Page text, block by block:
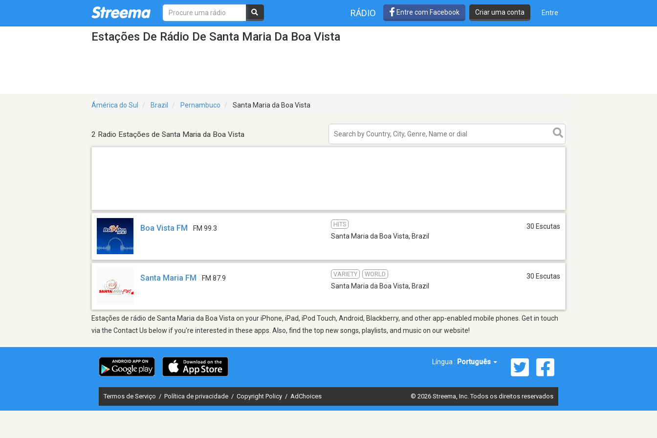
RÁDIO Entre com Facebook Criar uma conta Entre
Estações De Rádio De Santa Maria Da Boa Vista
Ámérica do Sul Brazil Pernambuco Santa Maria da Boa Vista
2 Radio Estações de Santa Maria da Boa Vista
Boa Vista FM FM 99.3
HITS
Santa Maria da Boa Vista, Brazil
30 Escutas
Santa Maria FM FM 87.9
VARIETY WORLD
Santa Maria da Boa Vista, Brazil
30 Escutas
Estações de rádio de Santa Maria da Boa Vista on your iPhone, iPad, iPod Touch, Android, Blackberry, and other app-enabled mobile phones. Get in touch
via the Contact Us below if you're interested in these apps. Also, find the top new songs, playlists, and music on our website!
Língua : Português
Termos de Serviço / Política de privacidade / Copyright Policy / AdChoices © 2026 Streema, Inc. Todos os direitos reservados